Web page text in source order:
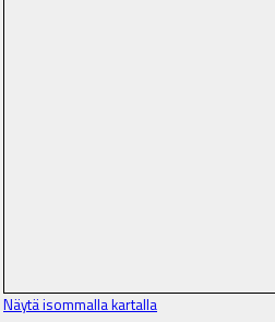
Näytä isommalla kartalla